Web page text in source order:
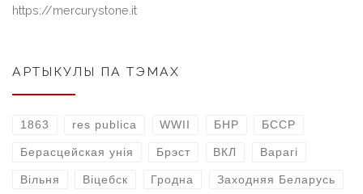
https://mercurystone.it
АРТЫКУЛЫ ПА ТЭМАХ
1863 res publica WWII БНР БССР
Берасцейская унія Брэст ВКЛ Варагі
Вільня Віцебск Гродна Заходняя Беларусь